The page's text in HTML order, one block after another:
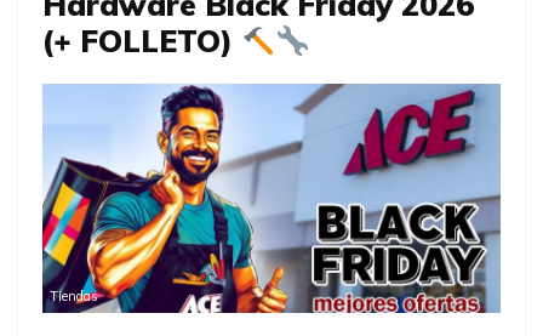
(+ FOLLETO)
Tiendas